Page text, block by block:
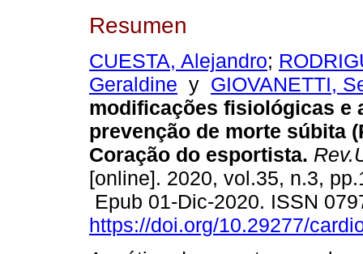
Resumen
CUESTA, Alejandro;
Geraldine y GIOVANETTI,
modificações fisiológicas e
prevenção de morte súbita
Coração do esportista.
[online]. 2020, vol.35, n.3,
Epub 01-Dic-2020. ISSN
https://doi.org/10.29277/